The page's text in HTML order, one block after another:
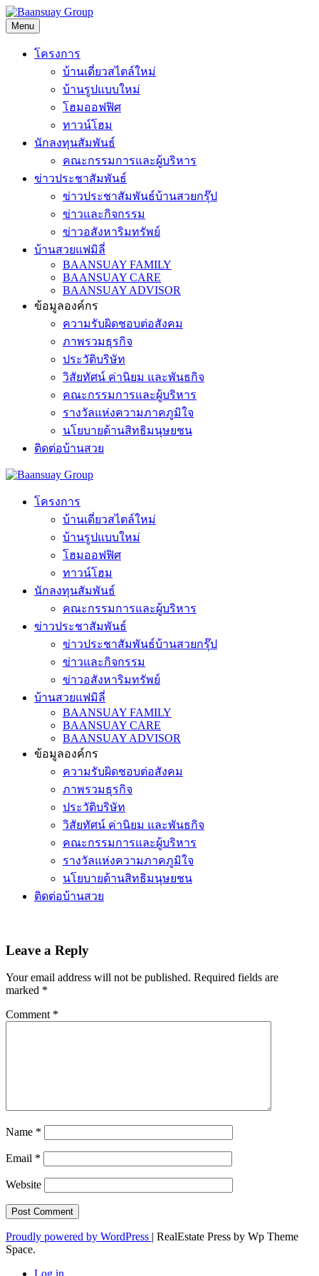
Skip
to
content
Menu
โครงการ
บ้านเดี่ยวสไตล์ใหม่
บ้านรูปแบบใหม่
โฮมออฟฟิศ
ทาวน์โฮม
นักลงทุนสัมพันธ์
คณะกรรมการและผู้บริหาร
ข่าวประชาสัมพันธ์
ข่าวประชาสัมพันธ์บ้านสวยกรุ๊ป
ข่าวและกิจกรรม
ข่าวอสังหาริมทรัพย์
บ้านสวยแฟมิลี่
BAANSUAY FAMILY
BAANSUAY CARE
BAANSUAY ADVISOR
ข้อมูลองค์กร
ความรับผิดชอบต่อสังคม
ภาพรวมธุรกิจ
ประวัติบริษัท
วิสัยทัศน์ ค่านิยม และพันธกิจ
คณะกรรมการและผู้บริหาร
รางวัลแห่งความภาคภูมิใจ
นโยบายด้านสิทธิมนุษยชน
ติดต่อบ้านสวย
โครงการ
บ้านเดี่ยวสไตล์ใหม่
บ้านรูปแบบใหม่
โฮมออฟฟิศ
ทาวน์โฮม
นักลงทุนสัมพันธ์
คณะกรรมการและผู้บริหาร
ข่าวประชาสัมพันธ์
ข่าวประชาสัมพันธ์บ้านสวยกรุ๊ป
ข่าวและกิจกรรม
ข่าวอสังหาริมทรัพย์
บ้านสวยแฟมิลี่
BAANSUAY FAMILY
BAANSUAY CARE
BAANSUAY ADVISOR
ข้อมูลองค์กร
ความรับผิดชอบต่อสังคม
ภาพรวมธุรกิจ
ประวัติบริษัท
วิสัยทัศน์ ค่านิยม และพันธกิจ
คณะกรรมการและผู้บริหาร
รางวัลแห่งความภาคภูมิใจ
นโยบายด้านสิทธิมนุษยชน
ติดต่อบ้านสวย
Leave a Reply
Your email address will not be published. Required fields are
marked *
Comment *
Name *
Email *
Website
Proudly powered by WordPress | RealEstate Press by Wp Theme
Space.